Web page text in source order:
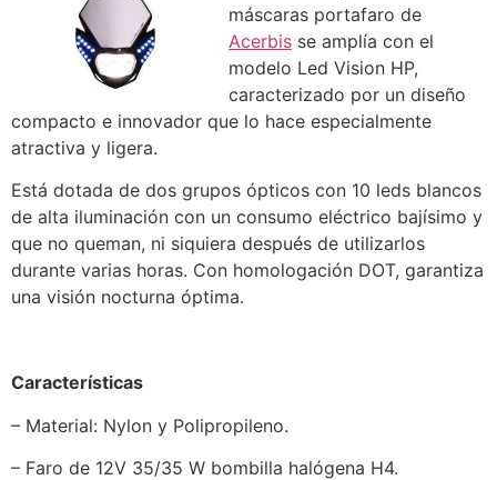
máscaras portafaro de
Acerbis se amplía con el
modelo Led Vision HP,
caracterizado por un diseño
compacto e innovador que lo hace especialmente
atractiva y ligera.
Está dotada de dos grupos ópticos con 10 leds blancos
de alta iluminación con un consumo eléctrico bajísimo y
que no queman, ni siquiera después de utilizarlos
durante varias horas. Con homologación DOT, garantiza
una visión nocturna óptima.
Características
– Material: Nylon y Polipropileno.
– Faro de 12V 35/35 W bombilla halógena H4.